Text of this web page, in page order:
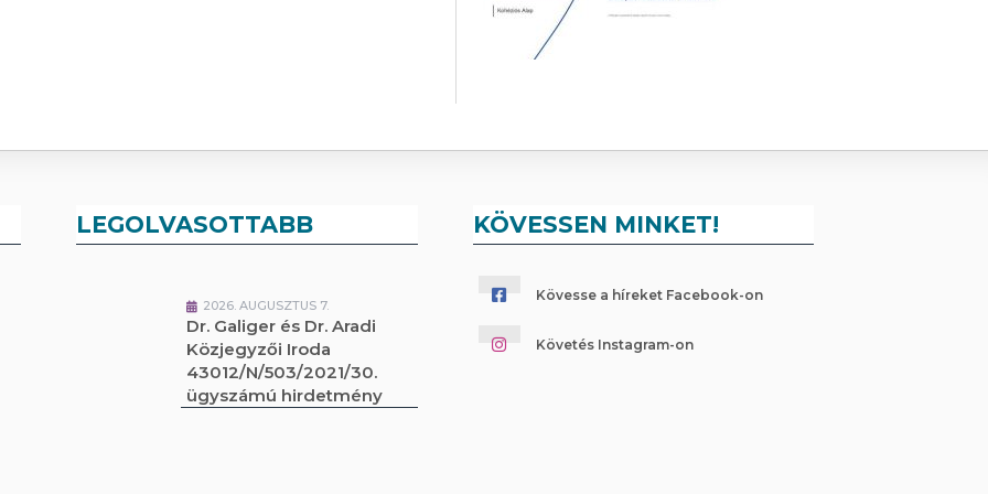
LEGOLVASOTTABB
2026. AUGUSZTUS 7.
Dr. Galiger és Dr. Aradi
Közjegyzői Iroda
43012/N/503/2021/30.
ügyszámú hirdetmény
KÖVESSEN MINKET!
Kövesse a híreket Facebook-on
Követés Instagram-on